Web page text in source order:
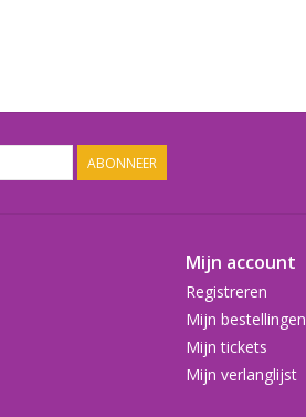
ABONNEER
Mijn account
Registreren
Mijn bestellingen
Mijn tickets
Mijn verlanglijst